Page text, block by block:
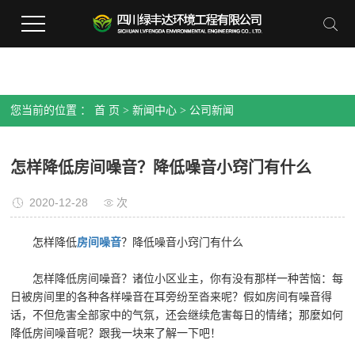
您当前的位置 ：首 页 >新闻中心 > 公司新闻
怎样降低房间噪音？降低噪音小窍门有什么
2020-12-28 次
怎样降低房间噪音？降低噪音小窍门有什么
怎样降低房间噪音？诸位小区业主，你有没有那样一种苦恼：每
日被房间里的各种各样噪音在耳旁纷至沓来呢？假如房间有噪音得
话，不但危害全部家中的气氛，还会继续危害每日的情绪；那麼如何
降低房间噪音呢？跟我一块来了解一下吧！